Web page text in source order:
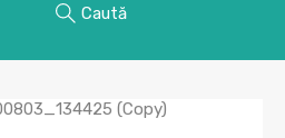
Caută